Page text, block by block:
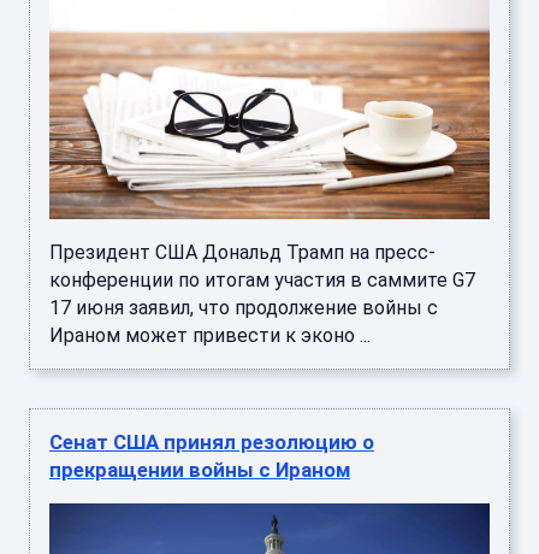
Президент США Дональд Трамп на пресс-
конференции по итогам участия в саммите G7
17 июня заявил, что продолжение войны с
Ираном может привести к эконо ...
Сенат США принял резолюцию о
прекращении войны с Ираном